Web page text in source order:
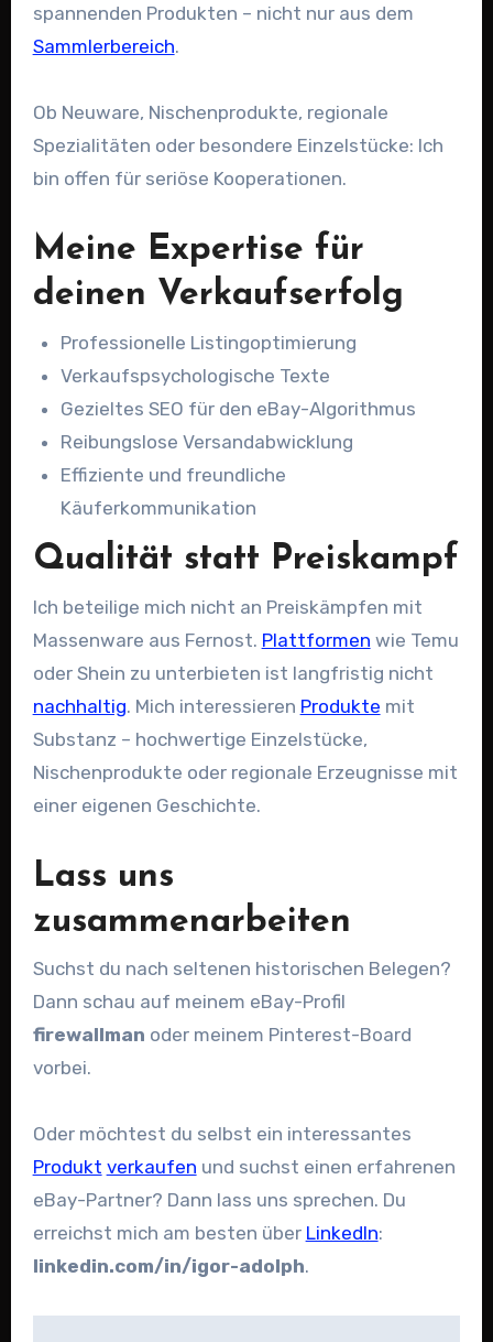
spannenden Produkten – nicht nur aus dem
Sammlerbereich.
Ob Neuware, Nischenprodukte, regionale
Spezialitäten oder besondere Einzelstücke: Ich
bin offen für seriöse Kooperationen.
Meine Expertise für
deinen Verkaufserfolg
Professionelle Listingoptimierung
Verkaufspsychologische Texte
Gezieltes SEO für den eBay-Algorithmus
Reibungslose Versandabwicklung
Effiziente und freundliche
Käuferkommunikation
Qualität statt Preiskampf
Ich beteilige mich nicht an Preiskämpfen mit
Massenware aus Fernost. Plattformen wie Temu
oder Shein zu unterbieten ist langfristig nicht
nachhaltig. Mich interessieren Produkte mit
Substanz – hochwertige Einzelstücke,
Nischenprodukte oder regionale Erzeugnisse mit
einer eigenen Geschichte.
Lass uns
zusammenarbeiten
Suchst du nach seltenen historischen Belegen?
Dann schau auf meinem eBay-Profil
firewallman oder meinem Pinterest-Board
vorbei.
Oder möchtest du selbst ein interessantes
Produkt verkaufen und suchst einen erfahrenen
eBay-Partner? Dann lass uns sprechen. Du
erreichst mich am besten über LinkedIn:
linkedin.com/in/igor-adolph.